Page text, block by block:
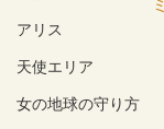
アリス
天使エリア
女の地球の守り方